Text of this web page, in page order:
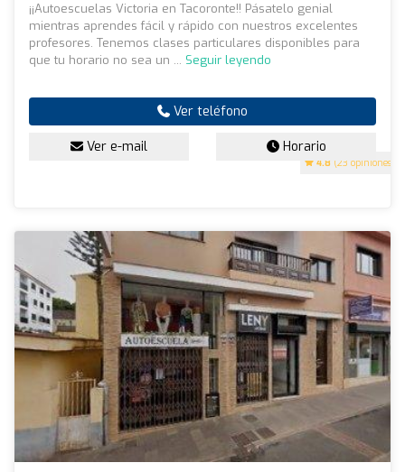
4.8 (23 opiniones)
¡¡Autoescuelas Victoria en Tacoronte!! Pásatelo genial
mientras aprendes fácil y rápido con nuestros excelentes
profesores. Tenemos clases particulares disponibles para
que tu horario no sea un ... Seguir leyendo
Ver teléfono
Ver e-mail Horario